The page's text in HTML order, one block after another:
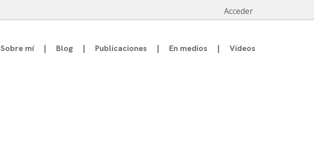
Acceder
Sobre mí Blog Publicaciones En medios Vídeos